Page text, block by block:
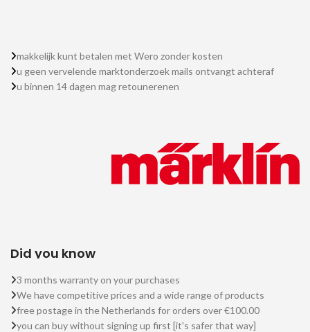
makkelijk kunt betalen met Wero zonder kosten
u geen vervelende marktonderzoek mails ontvangt achteraf
u binnen 14 dagen mag retounerenen
Did you know
3 months warranty on your purchases
We have competitive prices and a wide range of products
free postage in the Netherlands for orders over €100.00
you can buy without signing up first [it's safer that way]